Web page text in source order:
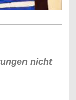
nicht